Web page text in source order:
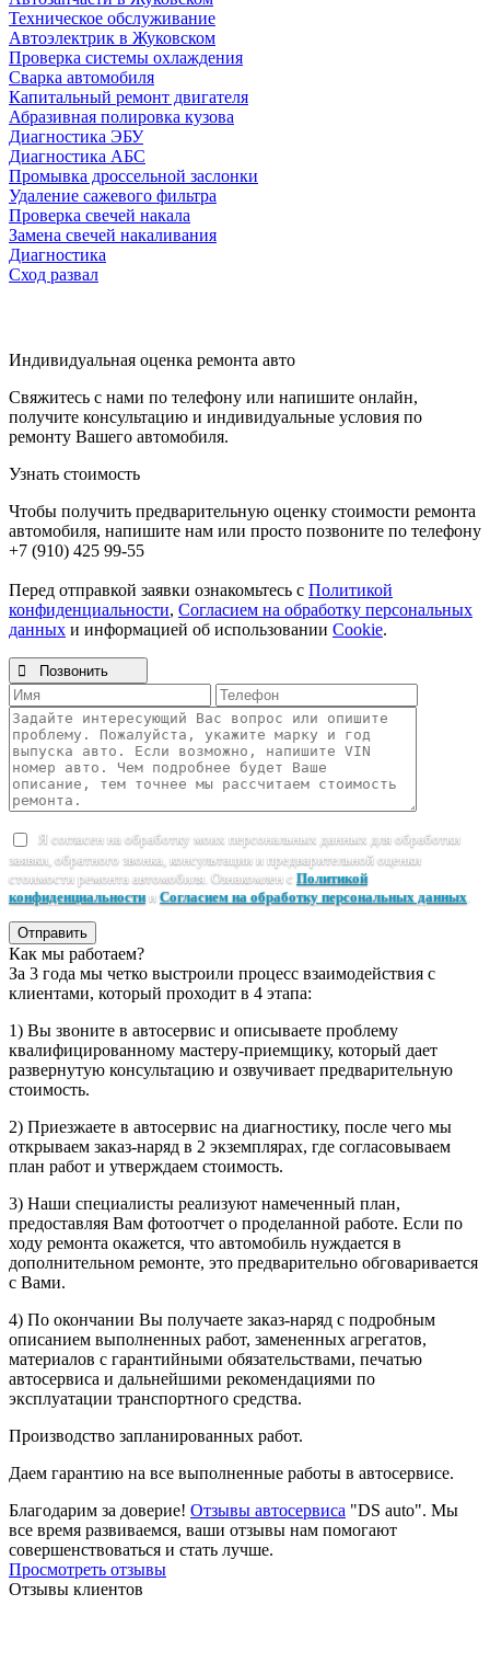
Техническое обслуживание
Автоэлектрик в Жуковском
Проверка системы охлаждения
Сварка автомобиля
Капитальный ремонт двигателя
Абразивная полировка кузова
Диагностика ЭБУ
Диагностика АБС
Промывка дроссельной заслонки
Удаление сажевого фильтра
Проверка свечей накала
Замена свечей накаливания
Диагностика
Сход развал
Индивидуальная оценка ремонта авто
Свяжитесь с нами по телефону или напишите онлайн,
получите консультацию и индивидуальные условия по
ремонту Вашего автомобиля.
Узнать стоимость
Чтобы получить предварительную оценку стоимости ремонта
автомобиля, напишите нам или просто позвоните по телефону
+7 (910) 425 99-55
Перед отправкой заявки ознакомьтесь с Политикой
конфиденциальности, Согласием на обработку персональных
данных и информацией об использовании Cookie.
 Позвонить
Я согласен на обработку моих персональных данных для обработки
заявки, обратного звонка, консультации и предварительной оценки
стоимости ремонта автомобиля. Ознакомлен с Политикой
конфиденциальностии Согласием на обработку персональных данных
Отправить
Как мы работаем?
За 3 года мы четко выстроили процесс взаимодействия с
клиентами, который проходит в 4 этапа:
1) Вы звоните в автосервис и описываете проблему
квалифицированному мастеру-приемщику, который дает
развернутую консультацию и озвучивает предварительную
стоимость.
2) Приезжаете в автосервис на диагностику, после чего мы
открываем заказ-наряд в 2 экземплярах, где согласовываем
план работ и утверждаем стоимость.
3) Наши специалисты реализуют намеченный план,
предоставляя Вам фотоотчет о проделанной работе. Если по
ходу ремонта окажется, что автомобиль нуждается в
дополнительном ремонте, это предварительно обговаривается
с Вами.
4) По окончании Вы получаете заказ-наряд с подробным
описанием выполненных работ, замененных агрегатов,
материалов с гарантийными обязательствами, печатью
автосервиса и дальнейшими рекомендациями по
эксплуатации транспортного средства.
Производство запланированных работ.
Даем гарантию на все выполненные работы в автосервисе.
Благодарим за доверие! Отзывы автосервиса "DS auto". Мы
все время развиваемся, ваши отзывы нам помогают
совершенствоваться и стать лучше.
Просмотреть отзывы
Отзывы клиентов